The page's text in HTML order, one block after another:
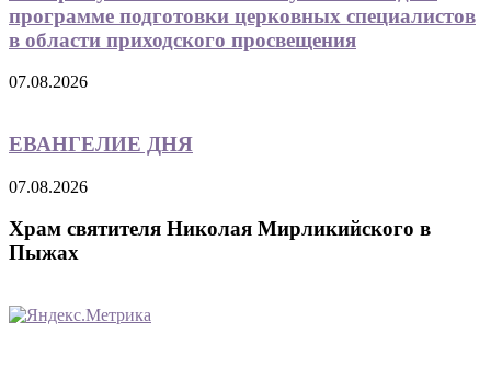
программе подготовки церковных специалистов
в области приходского просвещения
07.08.2026
ЕВАНГЕЛИЕ ДНЯ
07.08.2026
Храм святителя Николая Мирликийского в
Пыжах